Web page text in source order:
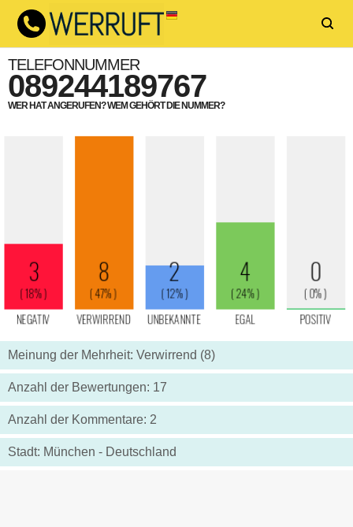
TELEFONNUMMER
089244189767
WER HAT ANGERUFEN? WEM GEHÖRT DIE NUMMER?
Meinung der Mehrheit: Verwirrend (8)
Anzahl der Bewertungen: 17
Anzahl der Kommentare: 2
Stadt: München - Deutschland